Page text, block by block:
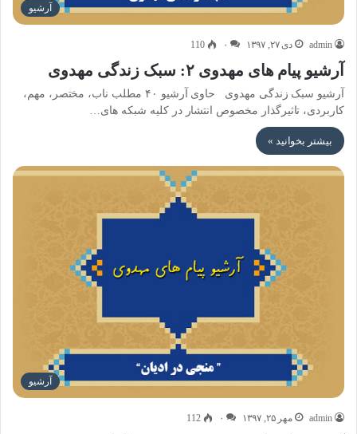
آرشیو
admin دی ۲۷, ۱۳۹۷ ۰ 110
آرشیو پیام های مهدوی ۲: سبک زندگی مهدوی
آرشیو سبک زندگی مهدوی حاوی آرشیو ۴۰ مطلب ناب، مختصر، مهم،
کاربردی، تاثیرگذار مخصوص انتشار در کلیه شبکه های…
بیشتر بخوانید »
آرشیو
admin مهر ۲۵, ۱۳۹۷ ۰ 112